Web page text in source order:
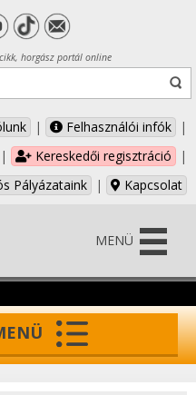
horgász portál online
| Felhasználói infók
|
| Kereskedői regisztráció
|
Pályázataink
| Kapcsolat
MENÜ